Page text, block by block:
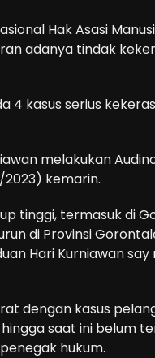
Hak Asasi
adanya tindak
4 kasus serius
melakukan
kemarin.
tinggi, termasuk di
di Provinsi
Hari Kurniawan
dengan kasus
saat ini belum
hukum.